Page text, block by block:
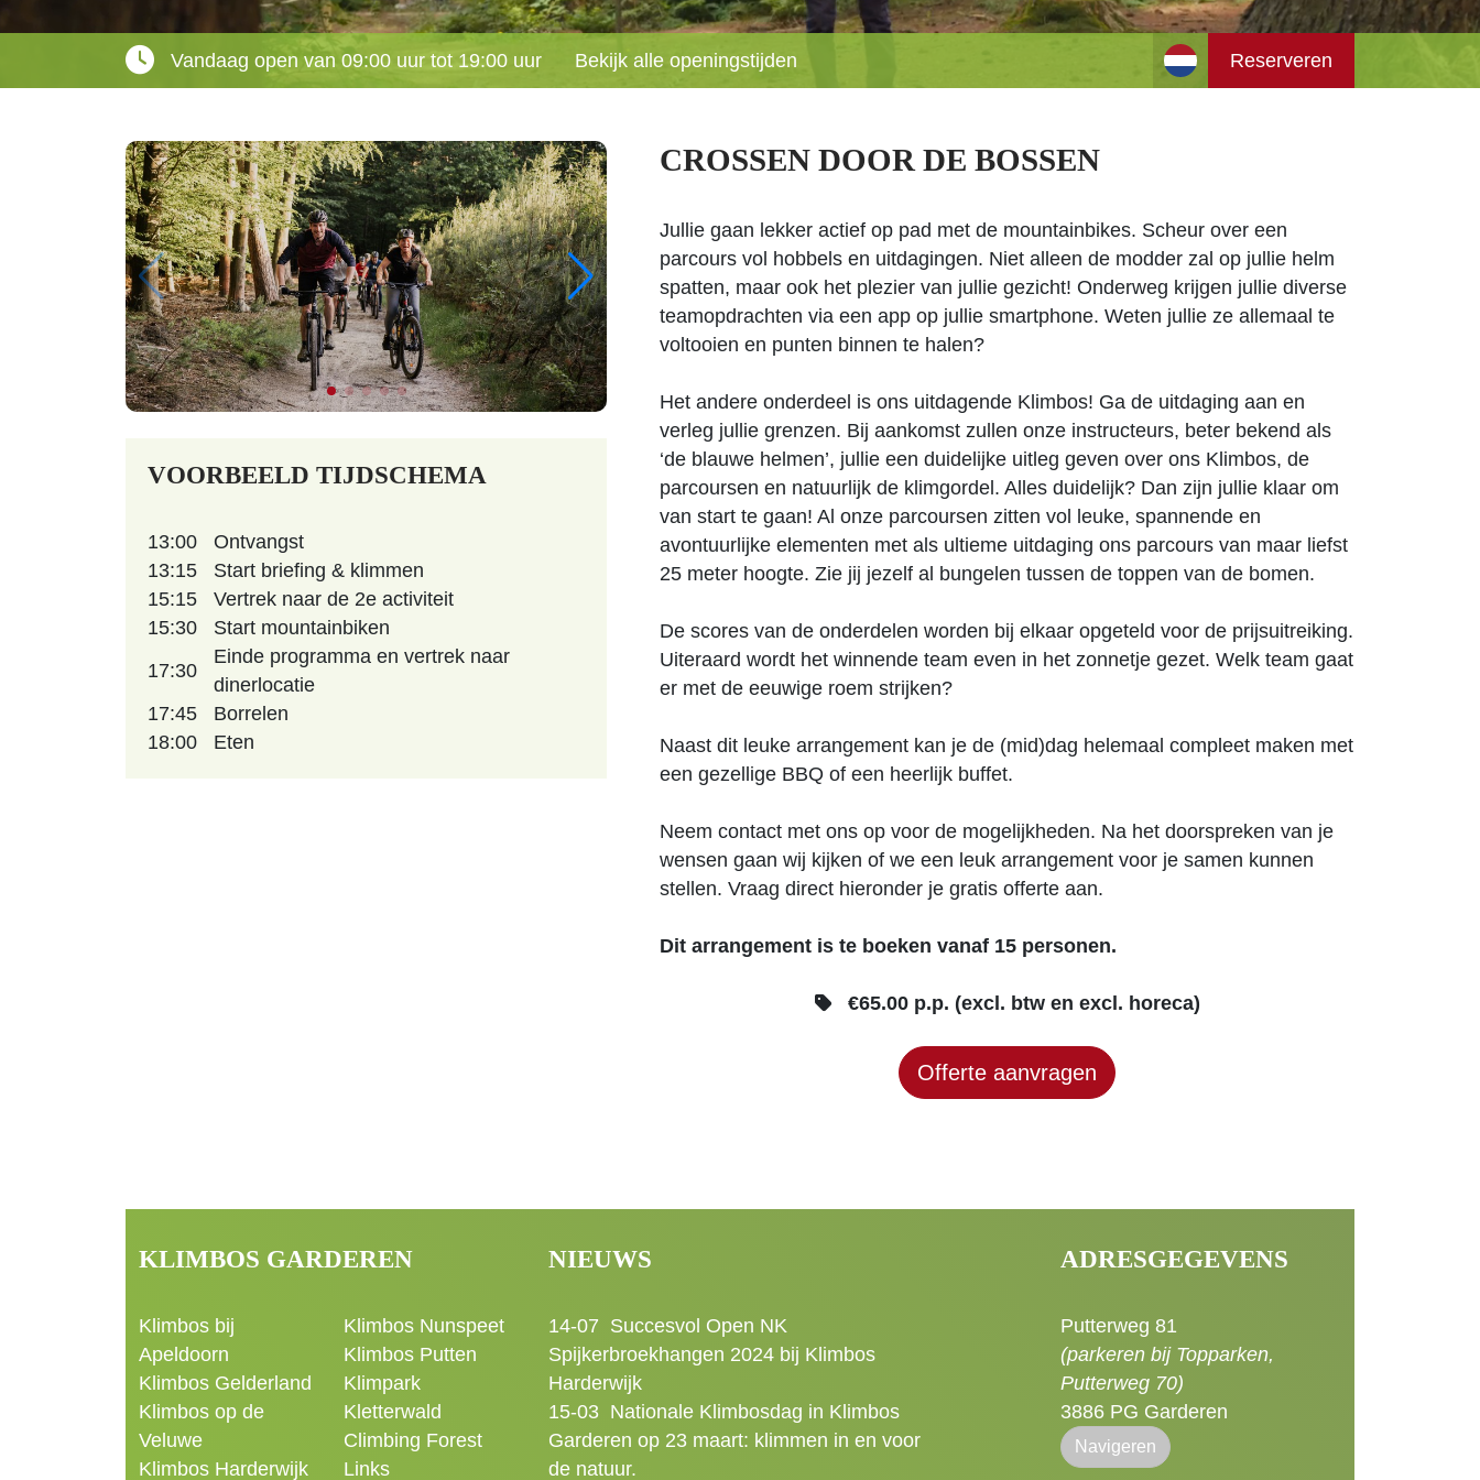
Vandaag open van 09:00 uur tot 19:00 uur Bekijk alle openingstijden Reserveren
VOORBEELD TIJDSCHEMA
13:00
Ontvangst
13:15
Start briefing & klimmen
15:15
Vertrek naar de 2e activiteit
15:30
Start mountainbiken
17:30
Einde programma en vertrek naar
dinerlocatie
17:45
Borrelen
18:00
Eten
CROSSEN DOOR DE BOSSEN
Jullie gaan lekker actief op pad met de mountainbikes. Scheur over een
parcours vol hobbels en uitdagingen. Niet alleen de modder zal op jullie helm
spatten, maar ook het plezier van jullie gezicht! Onderweg krijgen jullie diverse
teamopdrachten via een app op jullie smartphone. Weten jullie ze allemaal te
voltooien en punten binnen te halen?
Het andere onderdeel is ons uitdagende Klimbos! Ga de uitdaging aan en
verleg jullie grenzen. Bij aankomst zullen onze instructeurs, beter bekend als
‘de blauwe helmen’, jullie een duidelijke uitleg geven over ons Klimbos, de
parcoursen en natuurlijk de klimgordel. Alles duidelijk? Dan zijn jullie klaar om
van start te gaan! Al onze parcoursen zitten vol leuke, spannende en
avontuurlijke elementen met als ultieme uitdaging ons parcours van maar liefst
25 meter hoogte. Zie jij jezelf al bungelen tussen de toppen van de bomen.
De scores van de onderdelen worden bij elkaar opgeteld voor de prijsuitreiking.
Uiteraard wordt het winnende team even in het zonnetje gezet. Welk team gaat
er met de eeuwige roem strijken?
Naast dit leuke arrangement kan je de (mid)dag helemaal compleet maken met
een gezellige BBQ of een heerlijk buffet.
Neem contact met ons op voor de mogelijkheden. Na het doorspreken van je
wensen gaan wij kijken of we een leuk arrangement voor je samen kunnen
stellen. Vraag direct hieronder je gratis offerte aan.
Dit arrangement is te boeken vanaf 15 personen.
€65.00 p.p. (excl. btw en excl. horeca)
Offerte aanvragen
KLIMBOS GARDEREN
Klimbos bij
Apeldoorn
Klimbos Gelderland
Klimbos op de
Veluwe
Klimbos Harderwijk
Klimbos Nunspeet
Klimbos Putten
Klimpark
Kletterwald
Climbing Forest
Links
NIEUWS
14-07 Succesvol Open NK
Spijkerbroekhangen 2024 bij Klimbos
Harderwijk
15-03 Nationale Klimbosdag in Klimbos
Garderen op 23 maart: klimmen in en voor
de natuur.
ADRESGEGEVENS
Putterweg 81
(parkeren bij Topparken,
Putterweg 70)
3886 PG Garderen
Navigeren